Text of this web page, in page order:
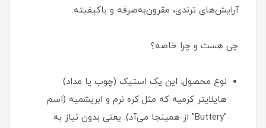
آرایش‌های ترندی، مقرون‌به‌صرفه و باکیفیته.
چی هست و چرا خاصه؟
نوع محصول: این یک استیک (چوب یا مداد)
هایلایتر کرمیه که مثل کره نرم و ابریشمیه (اسم
"Buttery" از همینجا می‌آد). یعنی بدون نیاز به